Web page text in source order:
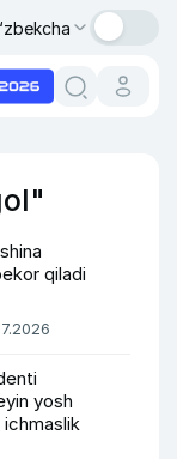
qiladi
yosh
ichmaslik